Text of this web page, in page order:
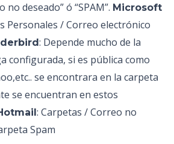
deseado” ó “SPAM”. Microsoft
Personales / Correo electrónico
: Depende mucho de la
configurada, si es pública como
se encontrara en la carpeta
se encuentran en estos
: Carpetas / Correo no
Spam